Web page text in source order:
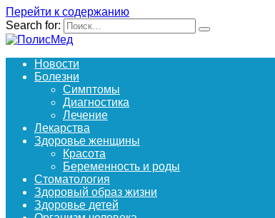
Перейти к содержанию
Search for:
Новости
Болезни
Симптомы
Диагностика
Лечение
Лекарства
Здоровье женщины
Красота
Беременность и роды
Стоматология
Здоровый образ жизни
Здоровье детей